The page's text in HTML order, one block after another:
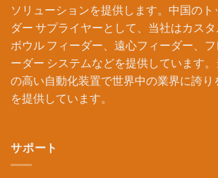
ソリューションを提供します。中国のト
ダー サプライヤーとして、当社はカス
ボウル フィーダー、遠心フィーダー、
ーダー システムなどを提供しています
の高い自動化装置で世界中の業界に誇り
を提供しています。
サポート